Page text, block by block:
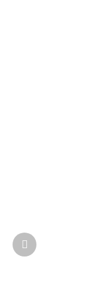
Další
produkt